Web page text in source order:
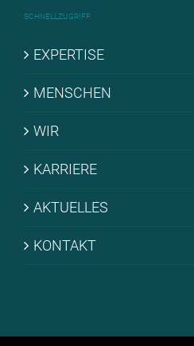
SCHNELL­ZU­GRIFF
EX­PER­TI­SE
MEN­SCHEN
WIR
KAR­RIE­RE
AK­TU­EL­LES
KON­TAKT